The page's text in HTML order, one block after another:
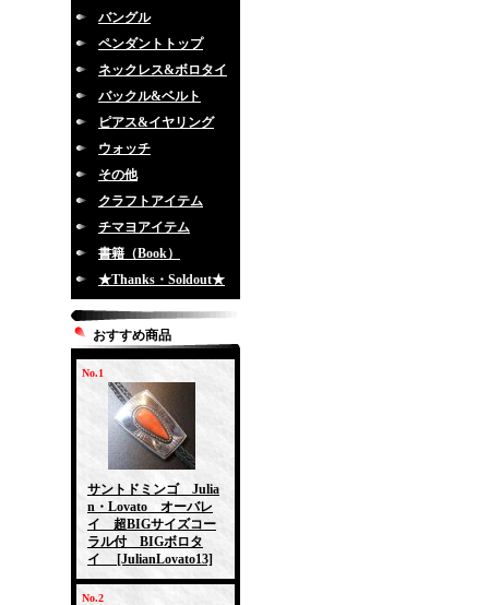
バングル
ペンダントトップ
ネックレス&ボロタイ
バックル&ベルト
ピアス&イヤリング
ウォッチ
その他
クラフトアイテム
チマヨアイテム
書籍（Book）
★Thanks・Soldout★
おすすめ商品
No.1
サントドミンゴ Julia
n・Lovato オーバレ
イ 超BIGサイズコー
ラル付 BIGボロタ
イ
[JulianLovato13]
No.2